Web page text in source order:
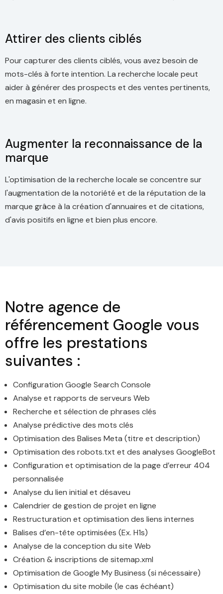
Attirer des clients ciblés
Pour capturer des clients ciblés, vous avez besoin de
mots-clés à forte intention. La recherche locale peut
aider à générer des prospects et des ventes pertinents,
en magasin et en ligne.
Augmenter la reconnaissance de la
marque
L'optimisation de la recherche locale se concentre sur
l'augmentation de la notoriété et de la réputation de la
marque grâce à la création d'annuaires et de citations,
d'avis positifs en ligne et bien plus encore.
Notre agence de
référencement Google vous
offre les prestations
suivantes :
Configuration Google Search Console
Analyse et rapports de serveurs Web
Recherche et sélection de phrases clés
Analyse prédictive des mots clés
Optimisation des Balises Meta (titre et description)
Optimisation des robots.txt et des analyses GoogleBot
Configuration et optimisation de la page d’erreur 404
personnalisée
Analyse du lien initial et désaveu
Calendrier de gestion de projet en ligne
Restructuration et optimisation des liens internes
Balises d’en-tête optimisées (Ex. H1s)
Analyse de la conception du site Web
Création & inscriptions de sitemap.xml
Optimisation de Google My Business (si nécessaire)
Optimisation du site mobile (le cas échéant)